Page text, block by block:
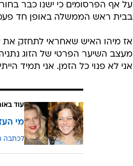
על אף הפרסומים כי ישנו כבר
בבית ראש הממשלה באופן חד
אני לא פנוי כל הזמן. אני תמיד
עוד
מי
לכתבה